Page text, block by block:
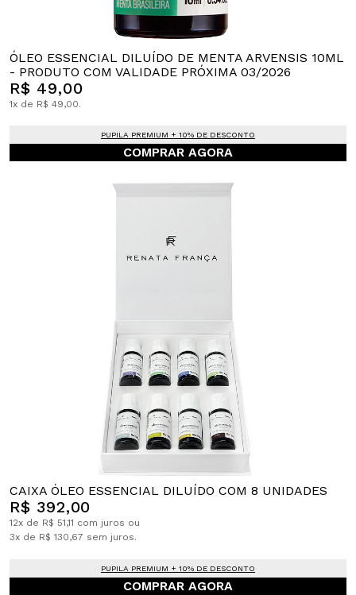
ÓLEO ESSENCIAL DILUÍDO DE MENTA ARVENSIS 10ML
- PRODUTO COM VALIDADE PRÓXIMA 03/2026
R$ 49,00
1x de R$ 49,00.
PUPILA PREMIUM + 10% DE DESCONTO
COMPRAR AGORA
CAIXA ÓLEO ESSENCIAL DILUÍDO COM 8 UNIDADES
R$ 392,00
12x de R$ 51,11 com juros ou
3x de R$ 130,67 sem juros.
PUPILA PREMIUM + 10% DE DESCONTO
COMPRAR AGORA